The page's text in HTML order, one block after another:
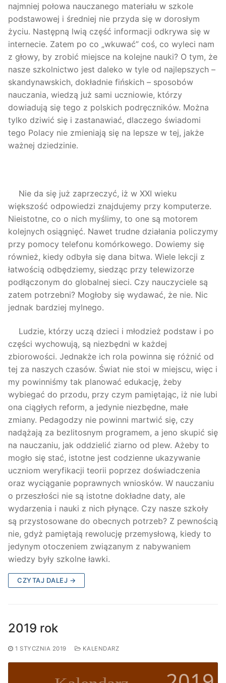
najmniej połowa nauczanego materiału w szkole
podstawowej i średniej nie przyda się w dorosłym
życiu. Następną lwią część informacji odkrywa się w
internecie. Zatem po co „wkuwać” coś, co wyleci nam
z głowy, by zrobić miejsce na kolejne nauki? O tym, że
nasze szkolnictwo jest daleko w tyle od najlepszych –
skandynawskich, dokładnie fińskich – sposobów
nauczania, wiedzą już sami uczniowie, którzy
dowiadują się tego z polskich podręczników. Można
tylko dziwić się i zastanawiać, dlaczego świadomi
tego Polacy nie zmieniają się na lepsze w tej, jakże
ważnej dziedzinie.
Nie da się już zaprzeczyć, iż w XXI wieku
większość odpowiedzi znajdujemy przy komputerze.
Nieistotne, co o nich myślimy, to one są motorem
kolejnych osiągnięć. Nawet trudne działania policzymy
przy pomocy telefonu komórkowego. Dowiemy się
również, kiedy odbyła się dana bitwa. Wiele lekcji z
łatwością odbędziemy, siedząc przy telewizorze
podłączonym do globalnej sieci. Czy nauczyciele są
zatem potrzebni? Mogłoby się wydawać, że nie. Nic
jednak bardziej mylnego.
Ludzie, którzy uczą dzieci i młodzież podstaw i po
części wychowują, są niezbędni w każdej
zbiorowości. Jednakże ich rola powinna się różnić od
tej za naszych czasów. Świat nie stoi w miejscu, więc i
my powinniśmy tak planować edukację, żeby
wybiegać do przodu, przy czym pamiętając, iż nie lubi
ona ciągłych reform, a jedynie niezbędne, małe
zmiany. Pedagodzy nie powinni martwić się, czy
nadążają za bezlitosnym programem, a jeno skupić się
na nauczaniu, jak oddzielić ziarno od plew. Ażeby to
mogło się stać, istotne jest codzienne ukazywanie
uczniom weryfikacji teorii poprzez doświadczenia
oraz wyciąganie poprawnych wniosków. W nauczaniu
o przeszłości nie są istotne dokładne daty, ale
wydarzenia i nauki z nich płynące. Czy nasze szkoły
są przystosowane do obecnych potrzeb? Z pewnością
nie, gdyż pamiętają rewolucję przemysłową, kiedy to
jedynym otoczeniem związanym z nabywaniem
wiedzy były szkolne ławki.
CZYTAJ DALEJ →
2019 rok
1 STYCZNIA 2019 KALENDARZ